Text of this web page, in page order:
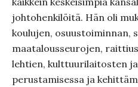
johtohenkilöitä. Hän oli
koulujen, osuustoiminnan,
maatalousseurojen,
lehtien, kulttuurilaitosten
perustamisessa ja